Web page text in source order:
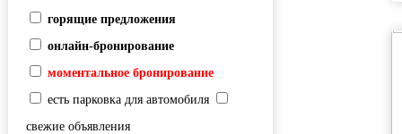
горящие предложения
онлайн-бронирование
моментальное бронирование
есть парковка для автомобиля
свежие объявления